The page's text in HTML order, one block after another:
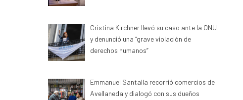
Cristina Kirchner llevó su caso ante la ONU
y denunció una “grave violación de
derechos humanos”
Emmanuel Santalla recorrió comercios de
Avellaneda y dialogó con sus dueños